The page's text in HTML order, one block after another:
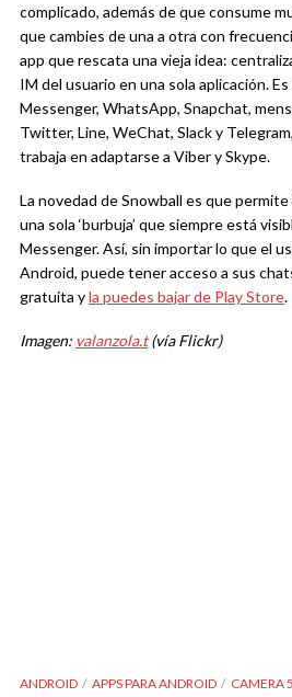
complicado, además de que consume
que cambies de una a otra con
app que rescata una vieja idea:
IM del usuario en una sola aplicación.
Messenger, WhatsApp, Snapchat,
Twitter, Line, WeChat, Slack y
trabaja en adaptarse a Viber y Skype.
La novedad de Snowball es que
una sola ‘burbuja’ que siempre está
Messenger. Así, sin importar lo que el
Android, puede tener acceso a sus
gratuita yla puedes bajar de Play Store.
Imagen: valanzola.t(vía Flickr)
ANDROID APPS PARA ANDROID CAMERA